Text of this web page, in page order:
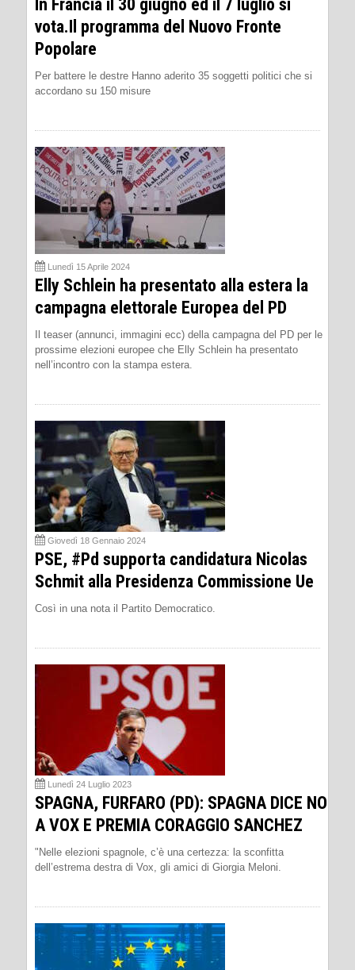
In Francia il 30 giugno ed il 7 luglio si
vota.Il programma del Nuovo Fronte
Popolare
Per battere le destre Hanno aderito 35 soggetti politici che si
accordano su 150 misure
Lunedì 15 Aprile 2024
Elly Schlein ha presentato alla estera la
campagna elettorale Europea del PD
Il teaser (annunci, immagini ecc) della campagna del PD per le
prossime elezioni europee che Elly Schlein ha presentato
nell’incontro con la stampa estera.
Giovedì 18 Gennaio 2024
PSE, #Pd supporta candidatura Nicolas
Schmit alla Presidenza Commissione Ue
Così in una nota il Partito Democratico.
Lunedì 24 Luglio 2023
SPAGNA, FURFARO (PD): SPAGNA DICE NO
A VOX E PREMIA CORAGGIO SANCHEZ
"Nelle elezioni spagnole, c’è una certezza: la sconfitta
dell’estrema destra di Vox, gli amici di Giorgia Meloni.